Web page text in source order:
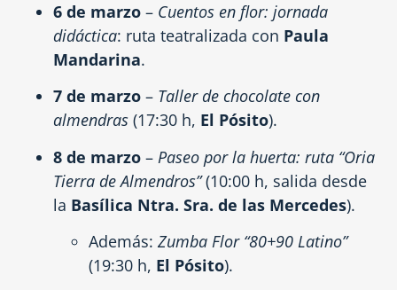
6 de marzo – Cuentos en flor: jornada
didáctica: ruta teatralizada con Paula
Mandarina.
7 de marzo – Taller de chocolate con
almendras (17:30 h, El Pósito).
8 de marzo – Paseo por la huerta: ruta “Oria
Tierra de Almendros”(10:00 h, salida desde
la Basílica Ntra. Sra. de las Mercedes).
Además: Zumba Flor “80+90 Latino”
(19:30 h, El Pósito).